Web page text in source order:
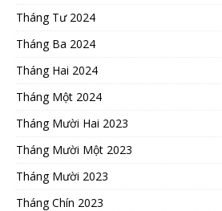
Tháng Tư 2024
Tháng Ba 2024
Tháng Hai 2024
Tháng Một 2024
Tháng Mười Hai 2023
Tháng Mười Một 2023
Tháng Mười 2023
Tháng Chín 2023